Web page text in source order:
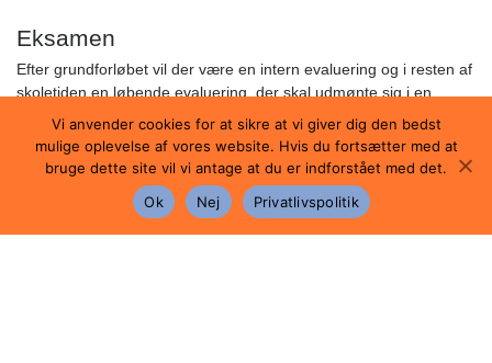
Eksamen
Efter grundforløbet vil der være en intern evaluering og i resten af
skoletiden en løbende evaluering, der skal udmønte sig i en
studierapport på 1-3 sider.
I januar måned i 3. g skal du med udgangspunkt i centralt
udsendte emner og problemstillinger udarbejde en afsluttende
opgave. Du skal vælge en fagkombination med to bærende fag og
skrive en synopsis på 3-5 sider med udgangspunkt i et af
Vi anvender cookies for at sikre at vi giver dig den bedst
mulige oplevelse af vores website. Hvis du fortsætter med at
bruge dette site vil vi antage at du er indforstået med det.
Ok
Nej Privatlivspolitik